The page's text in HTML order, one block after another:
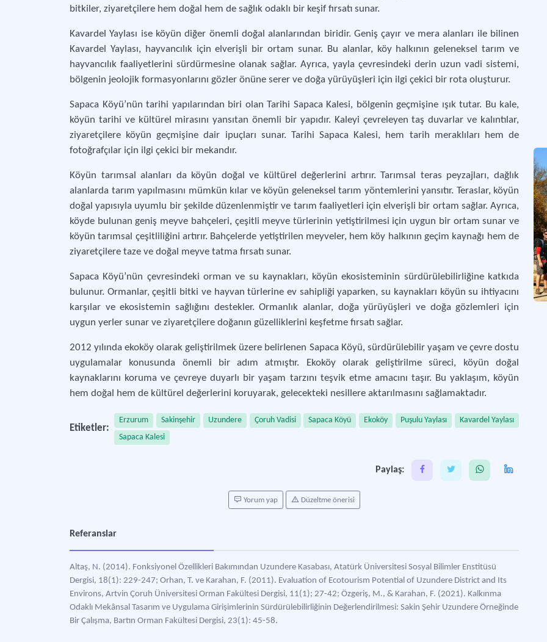
bitkiler, ziyaretçilere hem doğal hem de sağlık odaklı bir keşif fırsatı sunar.
Kavardel Yaylası ise köyün diğer önemli doğal alanlarından biridir. Geniş çayır ve mera alanları ile bilinen
Kavardel Yaylası, hayvancılık için elverişli bir ortam sunar. Bu alanlar, köy halkının geleneksel tarım ve
hayvancılık faaliyetlerini sürdürmesine olanak sağlar. Ayrıca, yayla çevresindeki derin uzun vadi sistemi,
bölgenin jeolojik formasyonlarını gözler önüne serer ve doğa yürüyüşleri için ilgi çekici bir rota oluşturur.
Sapaca Köyü’nün tarihi yapılarından biri olan Tarihi Sapaca Kalesi, bölgenin geçmişine ışık tutar. Bu kale,
köyün tarihi ve kültürel mirasını yansıtan önemli bir yapıdır. Kaleyi çevreleyen taş duvarlar ve kalıntılar,
ziyaretçilere köyün geçmişine dair ipuçları sunar. Tarihi Sapaca Kalesi, hem tarih meraklıları hem de
fotoğrafçılar için ilgi çekici bir mekandır.
Köyün tarımsal alanları da köyün doğal ve kültürel değerlerini artırır. Tarımsal teras peyzajları, dağlık
alanlarda tarım yapılmasını mümkün kılar ve köyün geleneksel tarım yöntemlerini yansıtır. Teraslar, köyün
doğal yapısıyla uyumlu bir şekilde düzenlenmiştir ve tarım faaliyetleri için elverişli bir ortam sağlar. Ayrıca,
köyde bulunan geniş meyve bahçeleri, çeşitli meyve türlerinin yetiştirilmesi için uygun bir ortam sunar ve
köyün tarımsal çeşitliliğini artırır. Bahçelerde yetiştirilen meyveler, hem köy halkının geçim kaynağı hem de
ziyaretçilere taze ve doğal meyve tatma fırsatı sunar.
Sapaca Köyü’nün çevresindeki orman ve su kaynakları, köyün ekosisteminin sürdürülebilirliğine katkıda
bulunur. Ormanlar, çeşitli bitki ve hayvan türlerine ev sahipliği yaparken, su kaynakları köyün su ihtiyacını
karşılar ve ekosistemin sağlığını destekler. Ormanlık alanlar, doğa yürüyüşleri ve doğa gözlemleri için
uygun yerler sunar ve ziyaretçilere doğanın güzelliklerini keşfetme fırsatı sağlar.
2012 yılında ekoköy olarak geliştirilmek üzere belirlenen Sapaca Köyü, sürdürülebilir yaşam ve çevre dostu
uygulamalar konusunda önemli bir adım atmıştır. Ekoköy olarak geliştirilme süreci, köyün doğal
kaynaklarını koruma ve çevreye duyarlı bir yaşam tarzını teşvik etme amacını taşır. Bu yaklaşım, köyün
hem doğal hem de kültürel değerlerini koruyarak, gelecekteki nesillere aktarılmasını sağlamaktadır.
Etiketler:
Erzurum Sakinşehir Uzundere Çoruh Vadisi Sapaca Köyü Ekoköy Puşulu Yaylası
Kavardel Yaylası
Sapaca Kalesi
Paylaş:
Yorum yap Düzeltme önerisi
Referanslar
Altaş, N. (2014). Fonksiyonel Özellikleri Bakımından Uzundere Kasabası, Atatürk Üniversitesi Sosyal Bilimler Enstitüsü
Dergisi, 18(1): 229-247; Orhan, T. ve Karahan, F. (2011). Evaluation of Ecotourism Potential of Uzundere District and Its
Environs, Artvin Çoruh Üniversitesi Orman Fakültesi Dergisi, 11(1); 27-42; Özgeriş, M., & Karahan, F. (2021). Kalkınma
Odaklı Mekânsal Tasarım ve Uygulama Girişimlerinin Sürdürülebilirliğinin Değerlendirilmesi: Sakin Şehir Uzundere Örneğinde
Bir Çalışma, Bartın Orman Fakültesi Dergisi, 23(1): 45-58.